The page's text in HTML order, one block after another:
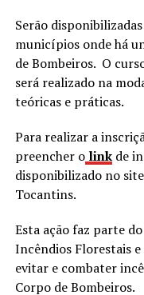
Serão
municípios onde há
de Bombeiros. O
será realizado na
teóricas e práticas.
Para realizar a
preencher o linkde
disponibilizado no
Tocantins.
Esta ação faz parte
Incêndios Florestais
evitar e combater
Corpo de Bombeiros.